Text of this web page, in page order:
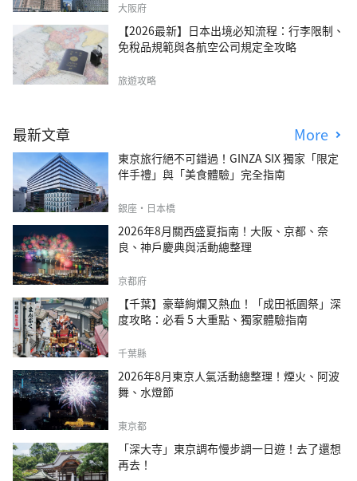
大阪府
【2026最新】日本出境必知流程：行李限制、
免稅品規範與各航空公司規定全攻略
旅遊攻略
最新文章 More
東京旅行絕不可錯過！GINZA SIX 獨家「限定
伴手禮」與「美食體驗」完全指南
銀座・日本橋
2026年8月關西盛夏指南！大阪、京都、奈
良、神戶慶典與活動總整理
京都府
【千葉】豪華絢爛又熱血！「成田祇園祭」深
度攻略：必看 5 大重點、獨家體驗指南
千葉縣
2026年8月東京人氣活動總整理！煙火、阿波
舞、水燈節
東京都
「深大寺」東京調布慢步調一日遊！去了還想
再去！